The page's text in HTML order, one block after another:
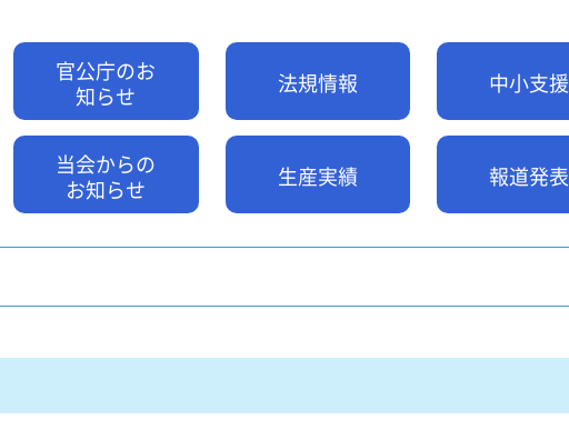
会員限定
環境対応事例
環境負荷物質フリー推奨部品
突入防止装置技術委員会
スワップボディコンテナ
車両製作基準
コンプライアンスについて
本部委員会／部会／支部
官公庁のお
知らせ
法規情報 中小支援
当会からの
お知らせ
生産実績 報道発表